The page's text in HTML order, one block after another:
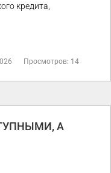
кредита,
Просмотров: 14
А